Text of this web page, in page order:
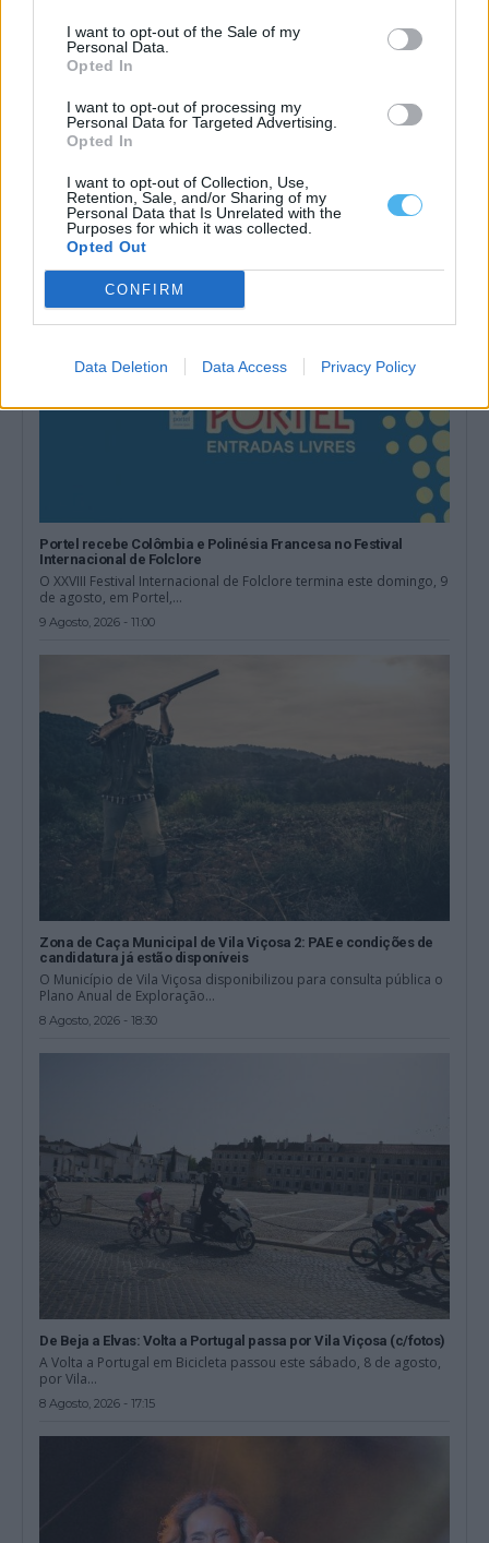
I want to opt-out of the Sale of my
Personal Data.
Opted In
I want to opt-out of processing my
Personal Data for Targeted Advertising.
Opted In
I want to opt-out of Collection, Use,
Retention, Sale, and/or Sharing of my
Personal Data that Is Unrelated with the
Purposes for which it was collected.
Opted Out
CONFIRM
Data Deletion Data Access Privacy Policy
Calor e milhares de pessoas marcam primeiro dia das Festas
O calor abrasador marcou o primeiro dia das Festas do Povo de
Campo Maior,...
10 Agosto, 2026 - 09:42
Portel recebe Colômbia e Polinésia Francesa no Festival
Internacional de Folclore
O XXVIII Festival Internacional de Folclore termina este domingo, 9
de agosto, em Portel,...
9 Agosto, 2026 - 11:00
Zona de Caça Municipal de Vila Viçosa 2: PAE e condições de
candidatura já estão disponíveis
O Município de Vila Viçosa disponibilizou para consulta pública o
Plano Anual de Exploração...
8 Agosto, 2026 - 18:30
De Beja a Elvas: Volta a Portugal passa por Vila Viçosa (c/fotos)
A Volta a Portugal em Bicicleta passou este sábado, 8 de agosto,
por Vila...
8 Agosto, 2026 - 17:15